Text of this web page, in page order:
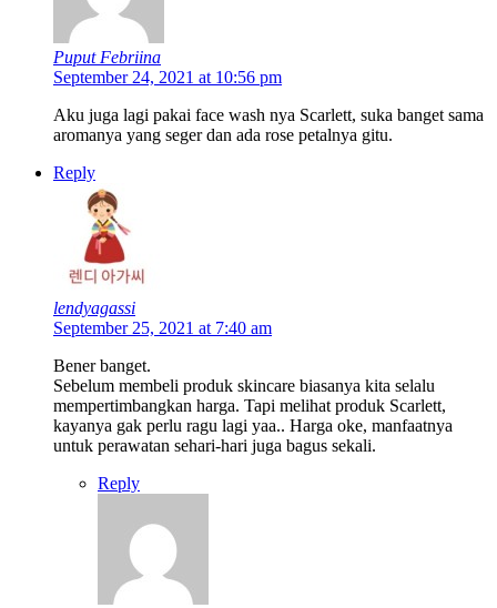
Puput Febriina
September 24, 2021 at 10:56 pm
Aku juga lagi pakai face wash nya Scarlett, suka banget sama
aromanya yang seger dan ada rose petalnya gitu.
Reply
lendyagassi
September 25, 2021 at 7:40 am
Bener banget.
Sebelum membeli produk skincare biasanya kita selalu
mempertimbangkan harga. Tapi melihat produk Scarlett,
kayanya gak perlu ragu lagi yaa.. Harga oke, manfaatnya
untuk perawatan sehari-hari juga bagus sekali.
Reply